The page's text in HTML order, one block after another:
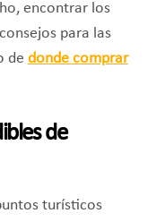
encontrar los
para las
de donde comprar
de
turísticos